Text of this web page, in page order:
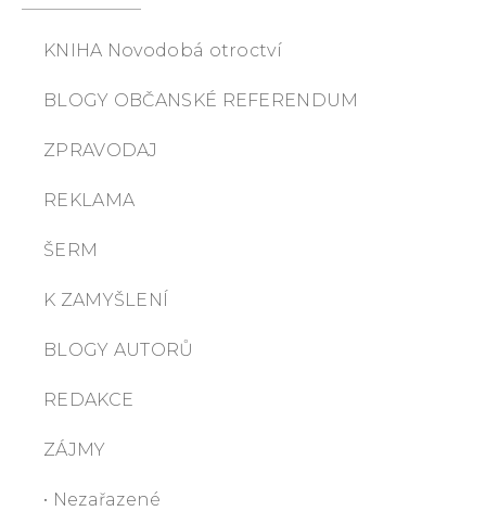
KNIHA Novodobá otroctví
BLOGY OBČANSKÉ REFERENDUM
ZPRAVODAJ
REKLAMA
ŠERM
K ZAMYŠLENÍ
BLOGY AUTORŮ
REDAKCE
ZÁJMY
• Nezařazené